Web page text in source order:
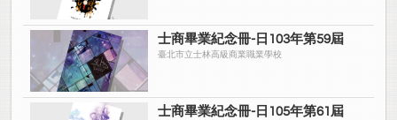
士商畢業紀念冊-日103年第59屆
臺北市立士林高級商業職業學校
士商畢業紀念冊-日105年第61屆